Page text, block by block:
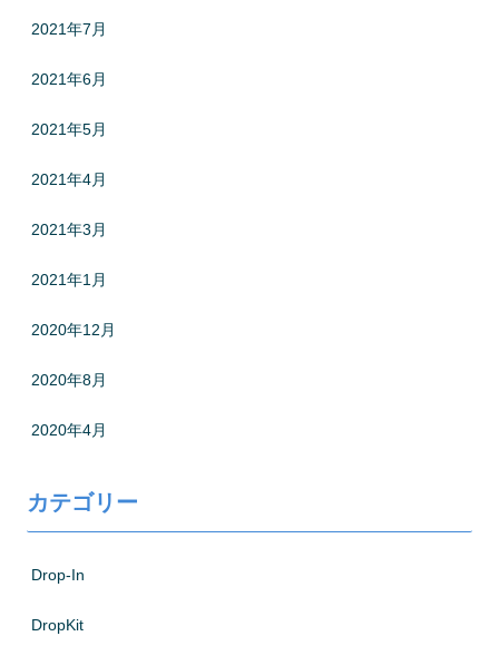
2021年7月
2021年6月
2021年5月
2021年4月
2021年3月
2021年1月
2020年12月
2020年8月
2020年4月
カテゴリー
Drop-In
DropKit